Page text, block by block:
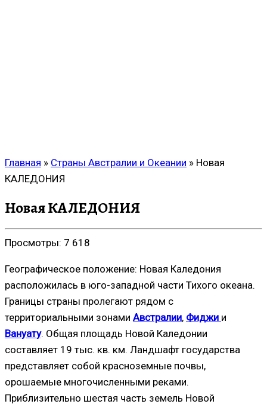
Главная » Страны Австралии и Океании » Новая
КАЛЕДОНИЯ
Новая КАЛЕДОНИЯ
Просмотры: 7 618
Географическое положение: Новая Каледония
расположилась в юго-западной части Тихого океана.
Границы страны пролегают рядом с
территориальными зонами Австралии, Фиджи и
Вануату. Общая площадь Новой Каледонии
составляет 19 тыс. кв. км. Ландшафт государства
представляет собой красноземные почвы,
орошаемые многочисленными реками.
Приблизительно шестая часть земель Новой